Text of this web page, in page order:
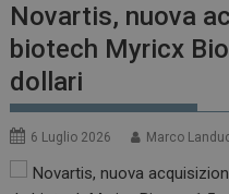
Novartis, nuova
biotech Myricx
dollari
6 Luglio 2026 Marco